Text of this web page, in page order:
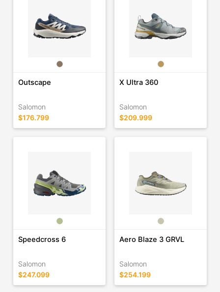
Outscape
Salomon
$176.799
X Ultra 360
Salomon
$209.999
Speedcross 6
Salomon
$247.099
Aero Blaze 3 GRVL
Salomon
$254.199